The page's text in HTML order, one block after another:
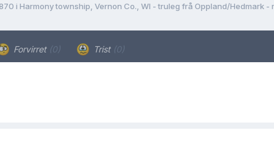
i Harmony township, Vernon Co., WI - truleg frå Oppland/Hedmark -
Forvirret (0) Trist (0)